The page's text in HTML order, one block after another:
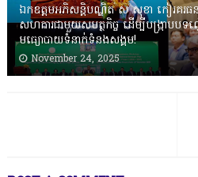
ឯកឧត្តមអភិសន្តិបណ្ឌិត ស សុខា កៀរគរធនា
សហការជាមួយសមត្ថកិច្ច ដើម្បីបង្ក្រាបប
មធ្យោបាយទំនាក់ទំនងសង្គម!
November 24, 2025